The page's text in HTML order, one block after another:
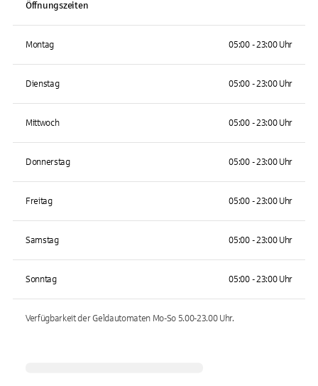
Öffnungszeiten
Montag 05:00 - 23:00 Uhr
Dienstag 05:00 - 23:00 Uhr
Mittwoch 05:00 - 23:00 Uhr
Donnerstag 05:00 - 23:00 Uhr
Freitag 05:00 - 23:00 Uhr
Samstag 05:00 - 23:00 Uhr
Sonntag 05:00 - 23:00 Uhr
Verfügbarkeit der Geldautomaten Mo-So 5.00-23.00Uhr.